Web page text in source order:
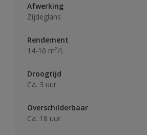
Afwerking
Zijdeglans
Rendement
14-16 m²/L
Droogtijd
Ca. 3 uur
Overschilderbaar
Ca. 18 uur